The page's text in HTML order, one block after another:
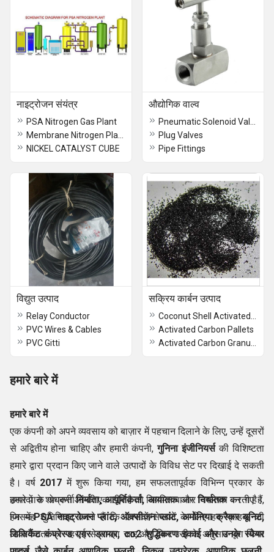
नाइट्रोजन संयंत्र
PSA Nitrogen Gas Plant
NICKEL CATALYST CUBE
औद्योगिक वाल्व
Plug Valves
Pipe Fittings
विद्युत उत्पाद
Relay Conductor
PVC Wires & Cables
PVC Gitti
सक्रिय कार्बन उत्पाद
Activated Carbon Pallets
हमारे बारे में
हमारे बारे में
एक कंपनी को अपने व्यवसाय को बाज़ार में पहचान दिलाने के लिए, उन्हें दूसरों
से अद्वितीय होना चाहिए और हमारी कंपनी,गुनिना इंजीनियर्सकी विशिष्टता
हमारे द्वारा प्रदान किए जाने वाले उत्पादों के विविध सेट पर दिखाई दे सकती
है। वर्ष 2017 में शुरू किया गया, हम सफलतापूर्वक विभिन्न प्रकार के
उत्पादों के अग्रणीनिर्माता, आपूर्तिकर्ता, आयातकऔरनिर्यातकबन गए हैं,
जिसमेंPSA नाइट्रोजन प्लांट, ऑक्सीजन प्लांट, अमोनिया क्रैकर यूनिट,
डिसिकैंट कंप्रेस्ड एयर ड्रायर, co2 शुद्धिकरण इकाई और उनके स्पेयर
हमारे पास शोधकर्ताओं की एक टीम है जो नियमित बाजार विश्लेषण करती है।
हम यह सुनिश्चित करते हैं कि उत्पादों/सेवाओं के लिए हर ग्राहक की
आवश्यकता को गहराई से समझा जाए और फिर उसी के अनुसार पूरा किया